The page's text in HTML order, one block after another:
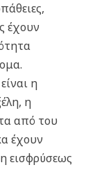
έχουν
η
η
από του
έχουν
εισφρύσεως